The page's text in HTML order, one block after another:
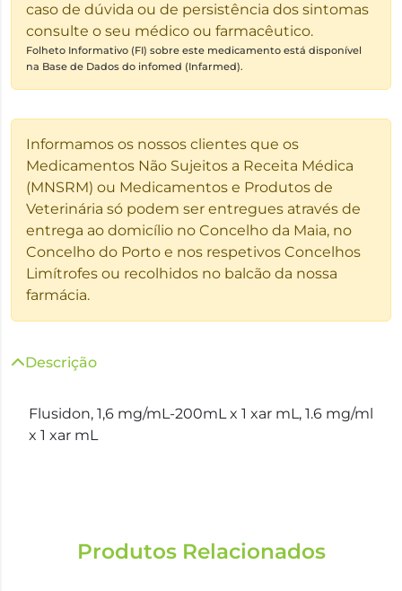
caso de dúvida ou de persistência dos sintomas
consulte o seu médico ou farmacêutico.
Folheto Informativo (FI) sobre este medicamento está disponível
na Base de Dados do infomed (Infarmed).
Informamos os nossos clientes que os
Medicamentos Não Sujeitos a Receita Médica
(MNSRM) ou Medicamentos e Produtos de
Veterinária só podem ser entregues através de
entrega ao domicílio no Concelho da Maia, no
Concelho do Porto e nos respetivos Concelhos
Limítrofes ou recolhidos no balcão da nossa
farmácia.
Descrição
Flusidon, 1,6 mg/mL-200mL x 1 xar mL, 1.6 mg/ml
x 1 xar mL
Produtos Relacionados